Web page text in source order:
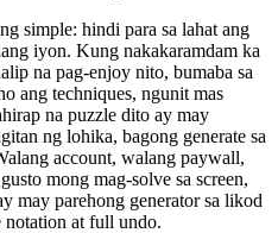
simple: hindi para sa lahat ang
iyon. Kung nakakaramdam ka
na pag-enjoy nito, bumaba sa
ang techniques, ngunit mas
na puzzle dito ay may
ng lohika, bagong generate sa
account, walang paywall,
mong mag-solve sa screen,
may parehong generator sa likod
notation at full undo.